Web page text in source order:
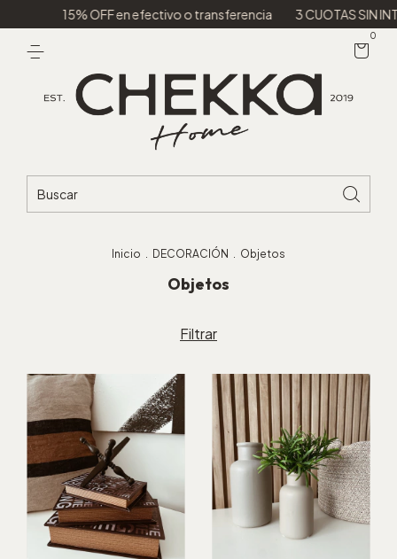
en efectivo o transferencia 3 CUOTAS SIN INTERES ENVIOS
0
Inicio . DECORACIÓN . Objetos
Objetos
Filtrar